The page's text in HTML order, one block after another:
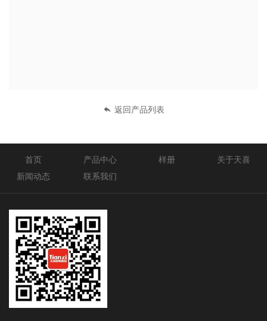
返回产品列表
首页 产品中心 样册
关于天喜
新闻动态
联系我们